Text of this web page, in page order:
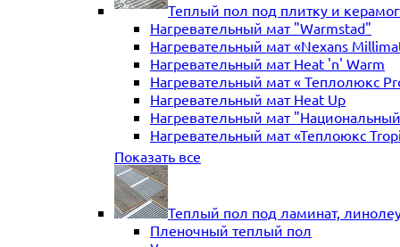
Теплый пол под плитку и
Нагревательный мат "Warmstad"
Нагревательный мат «Nexans
Нагревательный мат Heat 'n' Warm
Нагревательный мат « Теплолюкс
Нагревательный мат Heat Up
Нагревательный мат
Нагревательный мат «Теплоюкс
Нагревательный мат Electrolux
Нагревательные маты Золотое
Нагревательный мат "Теплый пол
Нагревательный мат WarmeEnergie
Мат нагревательный "Теплолюкс"
Показать все
Теплый пол под ламинат,
Пленочный теплый пол